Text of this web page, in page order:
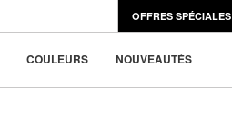
OFFRES SPÉCIALES
COULEURS NOUVEAUTÉS